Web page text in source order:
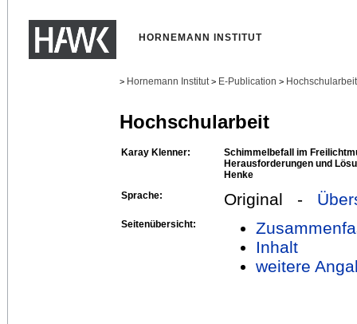
HORNEMANN INSTITUT
> Hornemann Institut > E-Publication >
Hochschularbeit
Karay Klenner:
Schimmelbefall im
Herausforderungen und
Henke
Sprache:
Original -
Seitenübersicht:
Inhalt
weitere